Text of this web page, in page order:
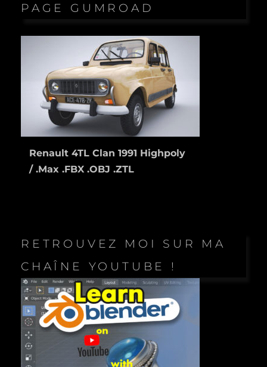
PAGE GUMROAD
Renault 4TL Clan 1991 Highpoly
/ .Max .FBX .OBJ .ZTL
RETROUVEZ MOI SUR MA
CHAÎNE YOUTUBE !